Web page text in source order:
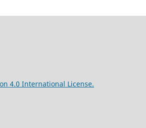
4.0 International License.